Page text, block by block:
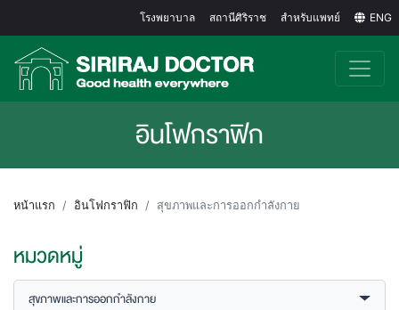
โรงพยาบาล สถานีศิริราช สำหรับแพทย์ ENG
อินโฟกราฟิก
หน้าแรก อินโฟกราฟิก สุขภาพและการออกกำลังกาย
หมวดหมู่
สุขภาพและการออกกำลังกาย